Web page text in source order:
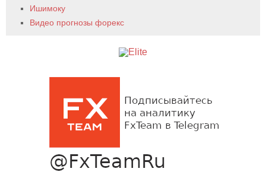
Ишимоку
Видео прогнозы форекс